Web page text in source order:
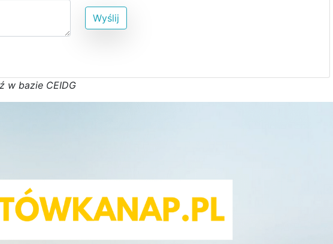
Wyślij
ź w bazie CEIDG